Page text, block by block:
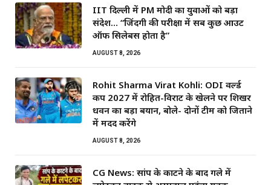
IIT दिल्ली में PM मोदी का युवाओं को बड़ा
संदेश… “जिंदगी की परीक्षा में सब कुछ आउट
ऑफ सिलेबस होता है”
AUGUST 8, 2026
Rohit Sharma Virat Kohli: ODI वर्ल्ड
कप 2027 में रोहित-विराट के खेलने पर शिखर
धवन का बड़ा बयान, बोले- दोनों टीम को जिताने
में मदद करेंगे
AUGUST 8, 2026
CG News: सांप के काटने के बाद गले में